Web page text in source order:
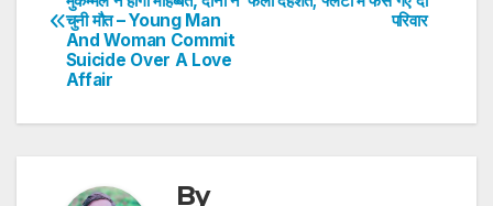
p
p
o
o
n
navigation
परिवार
चुनी मौत – Young Man
And Woman Commit
Suicide Over A Love
Affair
By